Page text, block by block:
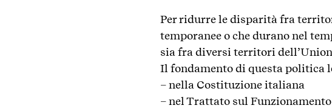
Per ridurre le disparità fra
temporanee o che durano nel
sia fra diversi territori
Il fondamento di questa politica
– nella Costituzione italiana
– nel Trattato sul